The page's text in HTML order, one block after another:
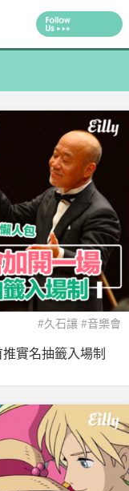
#久石讓 #音樂會
實名抽籤入場制